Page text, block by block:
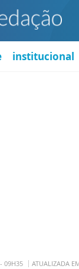
institucional
09H35 ATUALIZADA